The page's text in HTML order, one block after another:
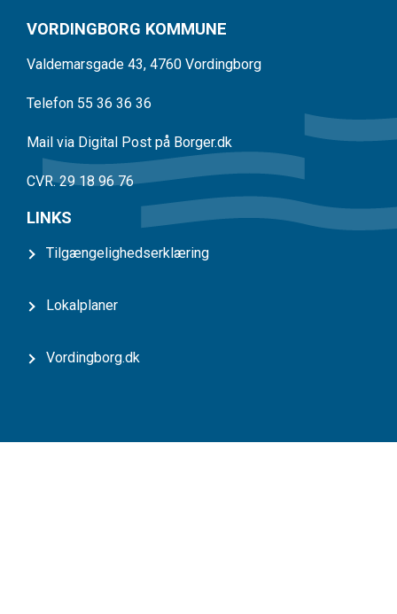
VORDINGBORG KOMMUNE
Valdemarsgade 43, 4760 Vordingborg
Telefon 55 36 36 36
Mail via Digital Post på Borger.dk
CVR. 29 18 96 76
LINKS
Tilgængelighedserklæring
Lokalplaner
Vordingborg.dk